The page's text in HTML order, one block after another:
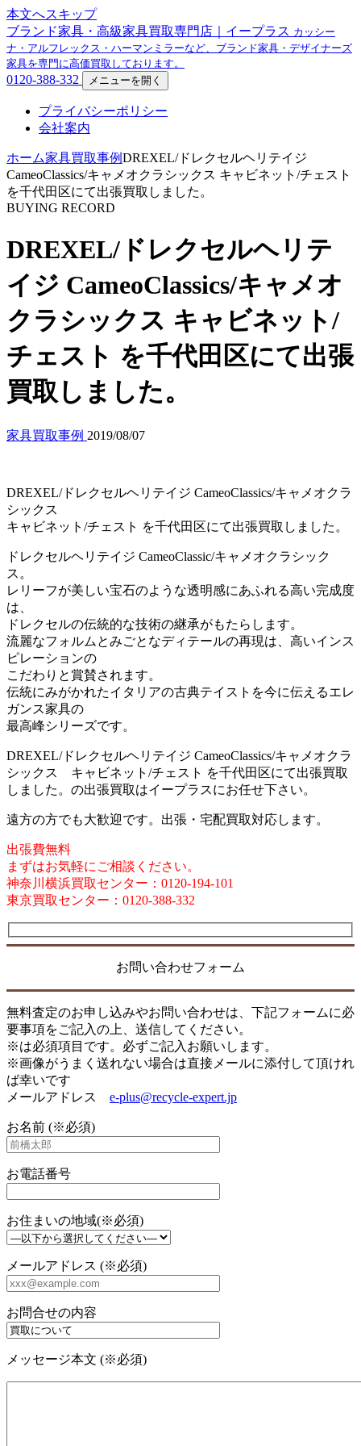
本文へスキップ
ブランド家具・高級家具買取専門店｜イープラス カッシー
ナ・アルフレックス・ハーマンミラーなど、ブランド家具・デザイナーズ
家具を専門に高価買取しております。
0120-388-332 メニューを開く
プライバシーポリシー
会社案内
ホーム家具買取事例DREXEL/ドレクセルヘリテイジ
CameoClassics/キャメオクラシックス キャビネット/チェスト
を千代田区にて出張買取しました。
BUYING RECORD
DREXEL/ドレクセルヘリテ
イジ CameoClassics/キャメオ
クラシックス キャビネット/
チェスト を千代田区にて出張
買取しました。
家具買取事例 2019/08/07
DREXEL/ドレクセルヘリテイジ CameoClassics/キャメオクラ
シックス
キャビネット/チェスト を千代田区にて出張買取しました。
ドレクセルヘリテイジ CameoClassic/キャメオクラシック
ス。
レリーフが美しい宝石のような透明感にあふれる高い完成度
は、
ドレクセルの伝統的な技術の継承がもたらします。
流麗なフォルムとみごとなディテールの再現は、高いインス
ピレーションの
こだわりと賞賛されます。
伝統にみがかれたイタリアの古典テイストを今に伝えるエレ
ガンス家具の
最高峰シリーズです。
DREXEL/ドレクセルヘリテイジ CameoClassics/キャメオクラ
シックス キャビネット/チェスト を千代田区にて出張買取
しました。の出張買取はイープラスにお任せ下さい。
遠方の方でも大歓迎です。出張・宅配買取対応します。
出張費無料
まずはお気軽にご相談ください。
神奈川横浜買取センター：0120-194-101
東京買取センター：0120-388-332
お問い合わせフォーム
無料査定のお申し込みやお問い合わせは、下記フォームに必
要事項をご記入の上、送信してください。
※は必須項目です。必ずご記入お願いします。
※画像がうまく送れない場合は直接メールに添付して頂けれ
ば幸いです
メールアドレス e-plus@recycle-expert.jp
お名前 (※必須)
お電話番号
お住まいの地域(※必須)
メールアドレス (※必須)
お問合せの内容
メッセージ本文 (※必須)